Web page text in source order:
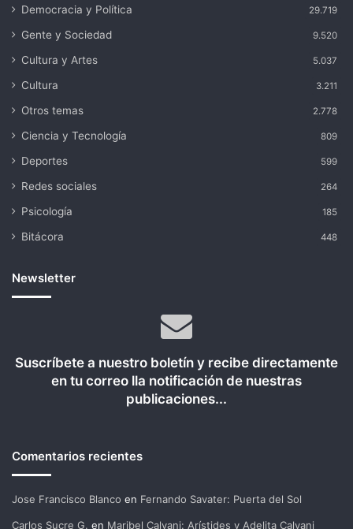
Democracia y Política 29.719
Gente y Sociedad 9.520
Cultura y Artes 5.037
Cultura 3.211
Otros temas 2.778
Ciencia y Tecnología 809
Deportes 599
Redes sociales 264
Psicología 185
Bitácora 448
Newsletter
Suscríbete a nuestro boletín y recibe directamente
en tu correo lla notificación de nuestras
publicaciones...
Comentarios recientes
Jose Francisco Blanco en Fernando Savater: Puerta del Sol
Carlos Sucre G. en Maribel Calvani: Arístides y Adelita Calvani